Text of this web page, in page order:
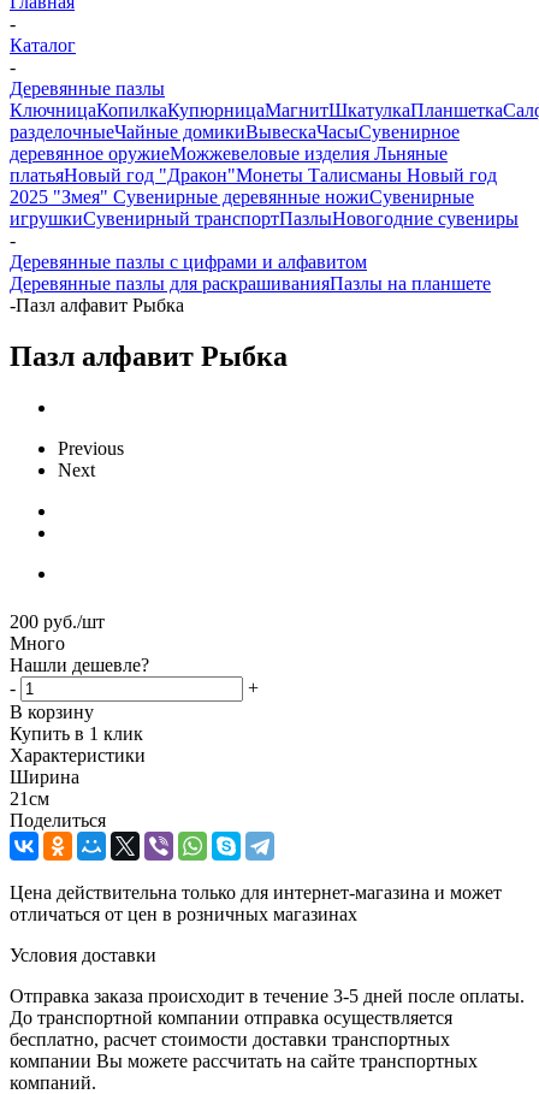
-
Каталог
-
Деревянные пазлы
КлючницаКопилкаКупюрницаМагнитШкатулкаПланшетка
разделочныеЧайные домикиВывескаЧасыСувенирное
деревянное оружиеМожжевеловые изделия Льняные
платьяНовый год "Дракон"Монеты Талисманы Новый год
2025 "Змея" Сувенирные деревянные ножиСувенирные
игрушкиСувенирный транспортПазлыНовогодние сувениры
-
Деревянные пазлы с цифрами и алфавитом
Деревянные пазлы для раскрашиванияПазлы на планшете
-Пазл алфавит Рыбка
Пазл алфавит Рыбка
Previous
Next
200 руб./шт
Много
Нашли дешевле?
-
+
В корзину
Купить в 1 клик
Характеристики
Ширина
21см
Поделиться
Цена действительна только для интернет-магазина и может
отличаться от цен в розничных магазинах
Условия доставки
Отправка заказа происходит в течение 3-5 дней после оплаты.
До транспортной компании отправка осуществляется
бесплатно, расчет стоимости доставки транспортных
компании Вы можете рассчитать на сайте транспортных
компаний.